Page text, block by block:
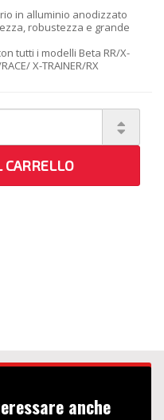
in alluminio anodizzato
robustezza e grande
tutti i modelli Beta RR/X-
X-TRAINER/RX
CARRELLO
anche